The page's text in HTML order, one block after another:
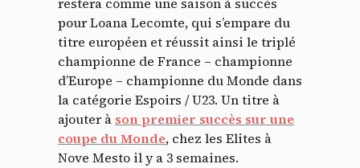
pour Loana Lecomte, qui s’empare du
titre européen et réussit ainsi le triplé
championne de France – championne
d’Europe – championne du Monde dans
la catégorie Espoirs / U23. Un titre à
ajouter à son premier succès sur une
coupe du Monde, chez les Elites à
Nove Mesto il y a 3 semaines.